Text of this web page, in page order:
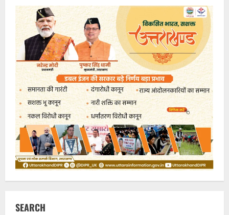
SEARCH